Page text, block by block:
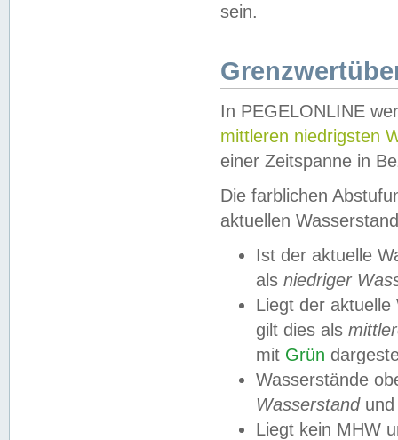
sein.
In PEGELONLINE
mittleren niedrigsten
einer Zeitspanne in
Die farblichen
aktuellen
Ist der aktuelle
als niedriger
Liegt der
gilt dies als
mit Grün
Wasserstände
Wasserstandund
Liegt kein MHW